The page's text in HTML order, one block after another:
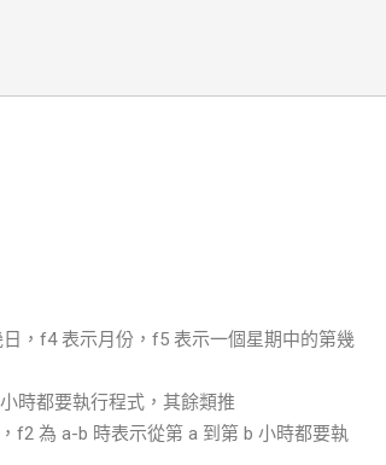
，f4 表示月份，f5 表示一個星期中的第幾
時都要執行程式，其餘類推
f2 為 a-b 時表示從第 a 到第 b 小時都要執